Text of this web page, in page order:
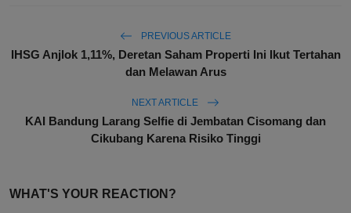
PREVIOUS ARTICLE
IHSG Anjlok 1,11%, Deretan Saham Properti Ini Ikut Tertahan
dan Melawan Arus
NEXT ARTICLE
KAI Bandung Larang Selfie di Jembatan Cisomang dan
Cikubang Karena Risiko Tinggi
WHAT'S YOUR REACTION?